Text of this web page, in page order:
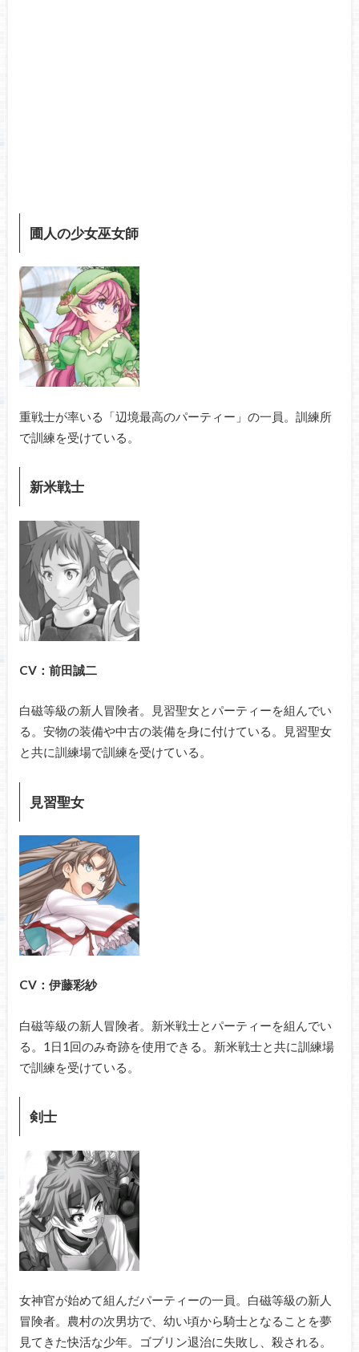
圃人の少女巫女師
重戦士が率いる「辺境最高のパーティー」の一員。訓練所
で訓練を受けている。
新米戦士
CV：前田誠二
白磁等級の新人冒険者。見習聖女とパーティーを組んでい
る。安物の装備や中古の装備を身に付けている。見習聖女
と共に訓練場で訓練を受けている。
見習聖女
CV：伊藤彩紗
白磁等級の新人冒険者。新米戦士とパーティーを組んでい
る。1日1回のみ奇跡を使用できる。新米戦士と共に訓練場
で訓練を受けている。
剣士
女神官が始めて組んだパーティーの一員。白磁等級の新人
冒険者。農村の次男坊で、幼い頃から騎士となることを夢
見てきた快活な少年。ゴブリン退治に失敗し、殺される。